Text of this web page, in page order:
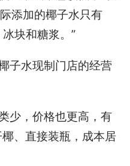
添加的椰子水只有
块和糖浆。”
子水现制门店的经营
少，价格也更高，有
、直接装瓶，成本居